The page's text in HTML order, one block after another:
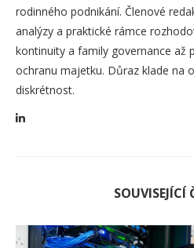
rodinného podnikání. Členové
analýzy a praktické rámce
kontinuity a family governance až
ochranu majetku. Důraz klade na
diskrétnost.
SOUVISEJÍCÍ